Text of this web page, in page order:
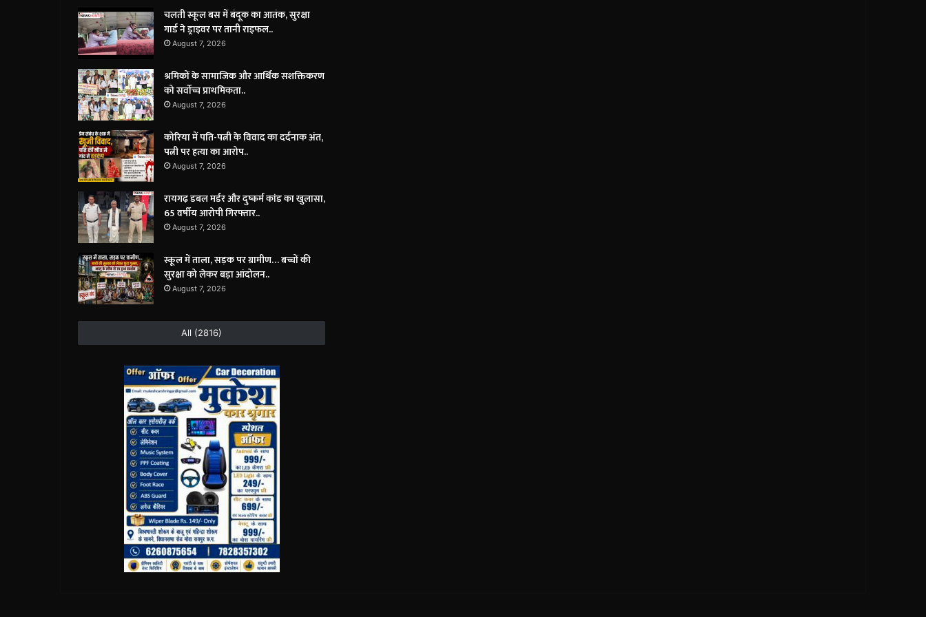
चलती स्कूल बस में बंदूक का आतंक, सुरक्षा
गार्ड ने ड्राइवर पर तानी राइफल..
August 7, 2026
श्रमिकों के सामाजिक और आर्थिक सशक्तिकरण
को सर्वाेच्च प्राथमिकता..
August 7, 2026
कोरिया में पति-पत्नी के विवाद का दर्दनाक अंत,
पत्नी पर हत्या का आरोप..
August 7, 2026
रायगढ़ डबल मर्डर और दुष्कर्म कांड का खुलासा,
65 वर्षीय आरोपी गिरफ्तार..
August 7, 2026
स्कूल में ताला, सड़क पर ग्रामीण… बच्चों की
सुरक्षा को लेकर बड़ा आंदोलन..
August 7, 2026
All (2816)